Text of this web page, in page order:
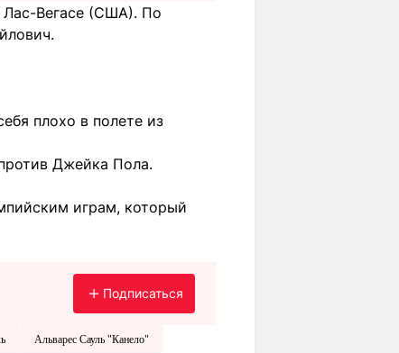
Лас-Вегасе (США). По
плохо в полете из
Джейка Пола.
играм, который
Подписаться
Альварес Сауль "Канело"